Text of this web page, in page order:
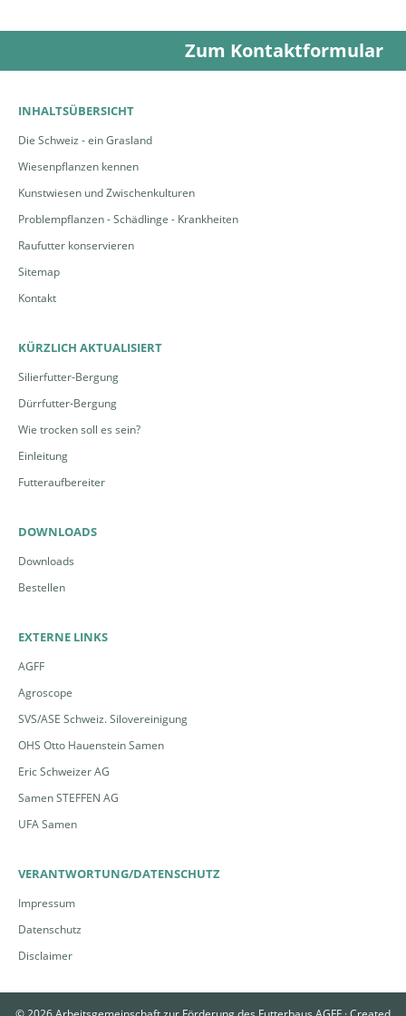
Zum Kontaktformular
INHALTSÜBERSICHT
Die Schweiz - ein Grasland
Wiesenpflanzen kennen
Kunstwiesen und Zwischenkulturen
Problempflanzen - Schädlinge - Krankheiten
Raufutter konservieren
Sitemap
Kontakt
KÜRZLICH AKTUALISIERT
Silierfutter-Bergung
Dürrfutter-Bergung
Wie trocken soll es sein?
Einleitung
Futteraufbereiter
DOWNLOADS
Downloads
Bestellen
EXTERNE LINKS
AGFF
Agroscope
SVS/ASE Schweiz. Silovereinigung
OHS Otto Hauenstein Samen
Eric Schweizer AG
Samen STEFFEN AG
UFA Samen
VERANTWORTUNG/DATENSCHUTZ
Impressum
Datenschutz
Disclaimer